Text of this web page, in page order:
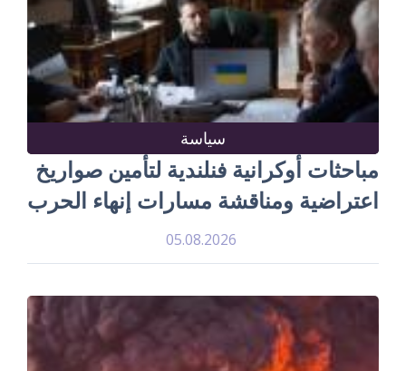
سياسة
مباحثات أوكرانية فنلندية لتأمين صواريخ
اعتراضية ومناقشة مسارات إنهاء الحرب
05.08.2026